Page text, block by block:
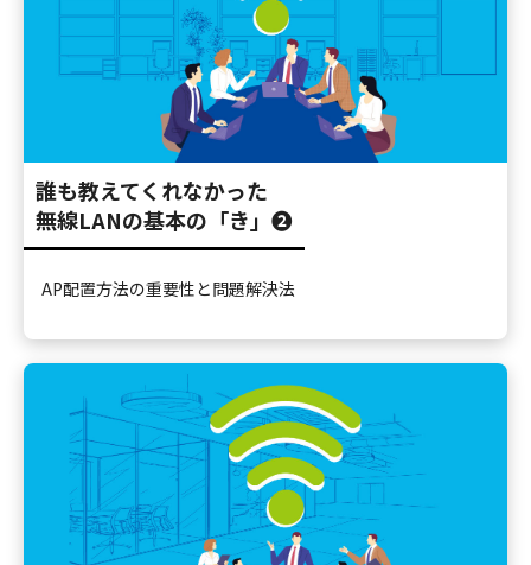
誰も教えてくれなかった
無線LANの基本の「き」❷
AP配置方法の重要性と問題解決法